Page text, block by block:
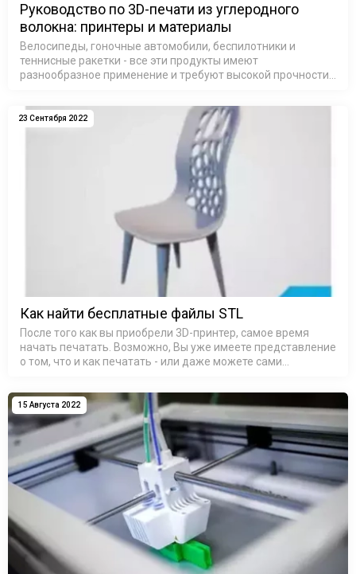
Руководство по 3D-печати из углеродного
волокна: принтеры и материалы
Велосипеды, гоночные автомобили, беспилотники и
теннисные ракетки - все эти продукты имеют
разнообразное применение и требуют высокой прочности
сочетание свойств характерно для компози…
23 Сентября 2022
Как найти бесплатные файлы STL
После того как вы приобрели 3D-принтер, самое время
начать печатать. Возможно, Вы уже имеете представление
о том, что и как печатать - или даже можете сами
можете задаваться воп…
15 Августа 2022